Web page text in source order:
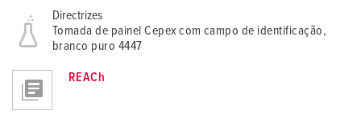
Directrizes
Tomada de painel Cepex com campo de identificação,
branco puro 4447
REACh